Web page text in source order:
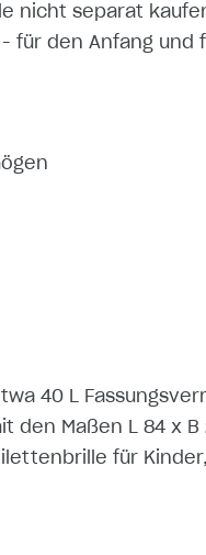
nicht separat
für den Anfang und
40 L
Maßen L 84 x B
für Kinder,